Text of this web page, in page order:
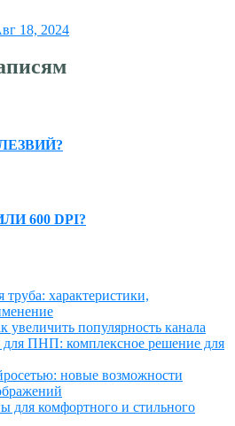
18, 2024
600 DPI?
труба: характеристики,
увеличить популярность канала
для ПНП: комплексное решение для
новые возможности
для комфортного и стильного